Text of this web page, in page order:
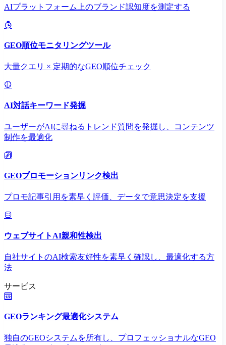
AIプラットフォーム上のブランド認知度を測定する
GEO順位モニタリングツール
大量クエリ × 定期的なGEO順位チェック
AI対話キーワード発掘
ユーザーがAIに尋ねるトレンド質問を発掘し、コンテンツ
制作を最適化
GEOプロモーションリンク検出
プロモ記事引用を素早く評価、データで意思決定を支援
ウェブサイトAI親和性検出
自社サイトのAI検索友好性を素早く確認し、最適化する方
法
サービス
GEOランキング最適化システム
独自のGEOシステムを所有し、プロフェッショナルなGEO